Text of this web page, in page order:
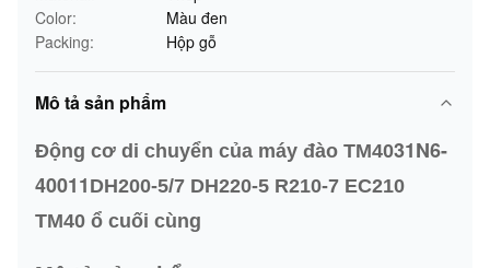
Color:
Màu đen
Packing:
Hộp gỗ
Mô tả sản phẩm
Động cơ di chuyển của máy đào TM4031N6-
40011 DH200-5/7 DH220-5 R210-7 EC210
TM40 ổ cuối cùng